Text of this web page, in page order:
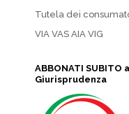
Tutela dei
VIA VAS AIA VIG
ABBONATI SUBITO
Giurisprudenza